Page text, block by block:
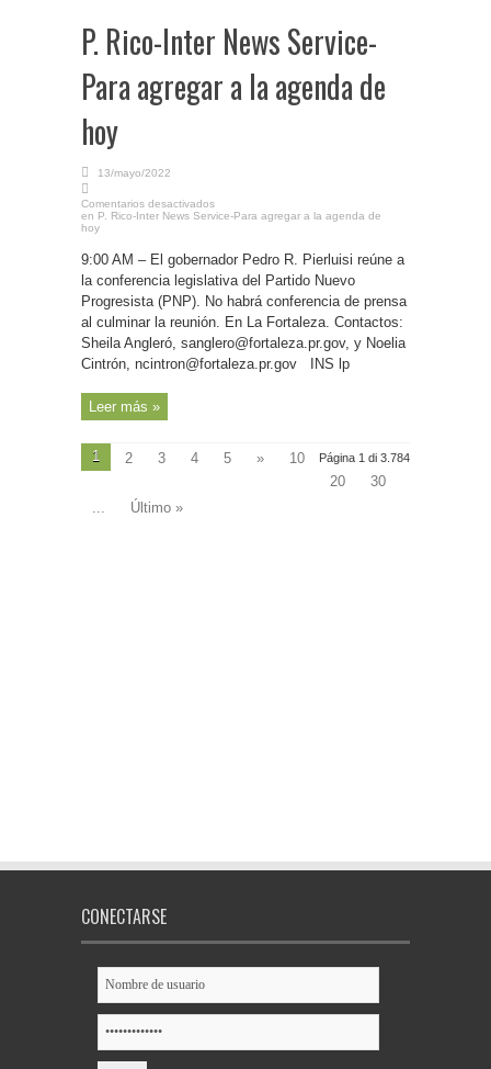
P. Rico-Inter News Service-
Para agregar a la agenda de
hoy
13/mayo/2022
Comentarios desactivados
en P. Rico-Inter News Service-Para agregar a la agenda de
hoy
9:00 AM – El gobernador Pedro R. Pierluisi reúne a
la conferencia legislativa del Partido Nuevo
Progresista (PNP). No habrá conferencia de prensa
al culminar la reunión. En La Fortaleza. Contactos:
Sheila Angleró, sanglero@fortaleza.pr.gov, y Noelia
Cintrón, ncintron@fortaleza.pr.gov INS lp
Leer más »
Página 1 di 3.784
1 2 3 4 5 »
10
20
30
...
Último »
CONECTARSE